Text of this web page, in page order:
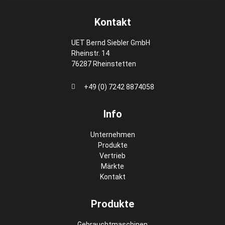
Kontakt
UET Bernd Siebler GmbH
Rheinstr. 14
76287 Rheinstetten
+49 (0) 7242 8874058
Info
Unternehmen
Produkte
Vertrieb
Märkte
Kontakt
Produkte